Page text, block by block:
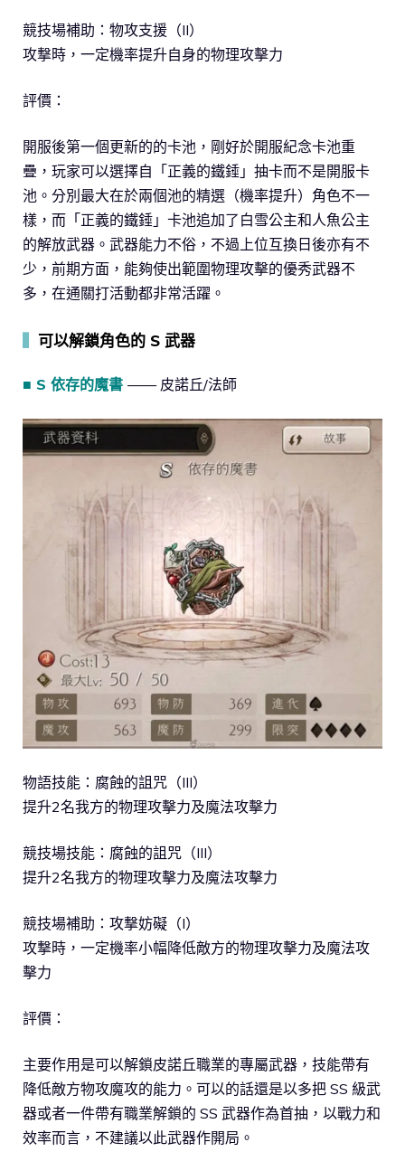
競技場補助：物攻支援（II）
攻撃時，一定機率提升自身的物理攻擊力
評價：
開服後第一個更新的的卡池，剛好於開服紀念卡池重
疊，玩家可以選擇自「正義的鐵錘」抽卡而不是開服卡
池。分別最大在於兩個池的精選（機率提升）角色不一
樣，而「正義的鐵錘」卡池追加了白雪公主和人魚公主
的解放武器。武器能力不俗，不過上位互換日後亦有不
少，前期方面，能夠使出範圍物理攻擊的優秀武器不
多，在通關打活動都非常活躍。
可以解鎖角色的 S 武器
■ S 依存的魔書 —— 皮諾丘/法師
物語技能：腐蝕的詛咒（III）
提升2名我方的物理攻擊力及魔法攻擊力
競技場技能：腐蝕的詛咒（III）
提升2名我方的物理攻擊力及魔法攻擊力
競技場補助：攻撃妨礙（I）
攻撃時，一定機率小幅降低敵方的物理攻擊力及魔法攻
擊力
評價：
主要作用是可以解鎖皮諾丘職業的專屬武器，技能帶有
降低敵方物攻魔攻的能力。可以的話還是以多把 SS 級武
器或者一件帶有職業解鎖的 SS 武器作為首抽，以戰力和
效率而言，不建議以此武器作開局。